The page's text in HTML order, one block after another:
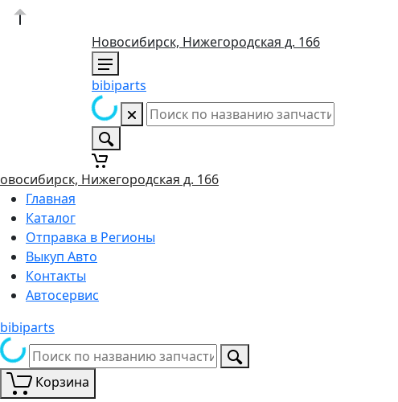
Новосибирск, Нижегородская д. 166
bibiparts
Нижегородская д. 166
Главная
Каталог
Отправка в Регионы
Выкуп Авто
Контакты
Автосервис
bibiparts
Корзина